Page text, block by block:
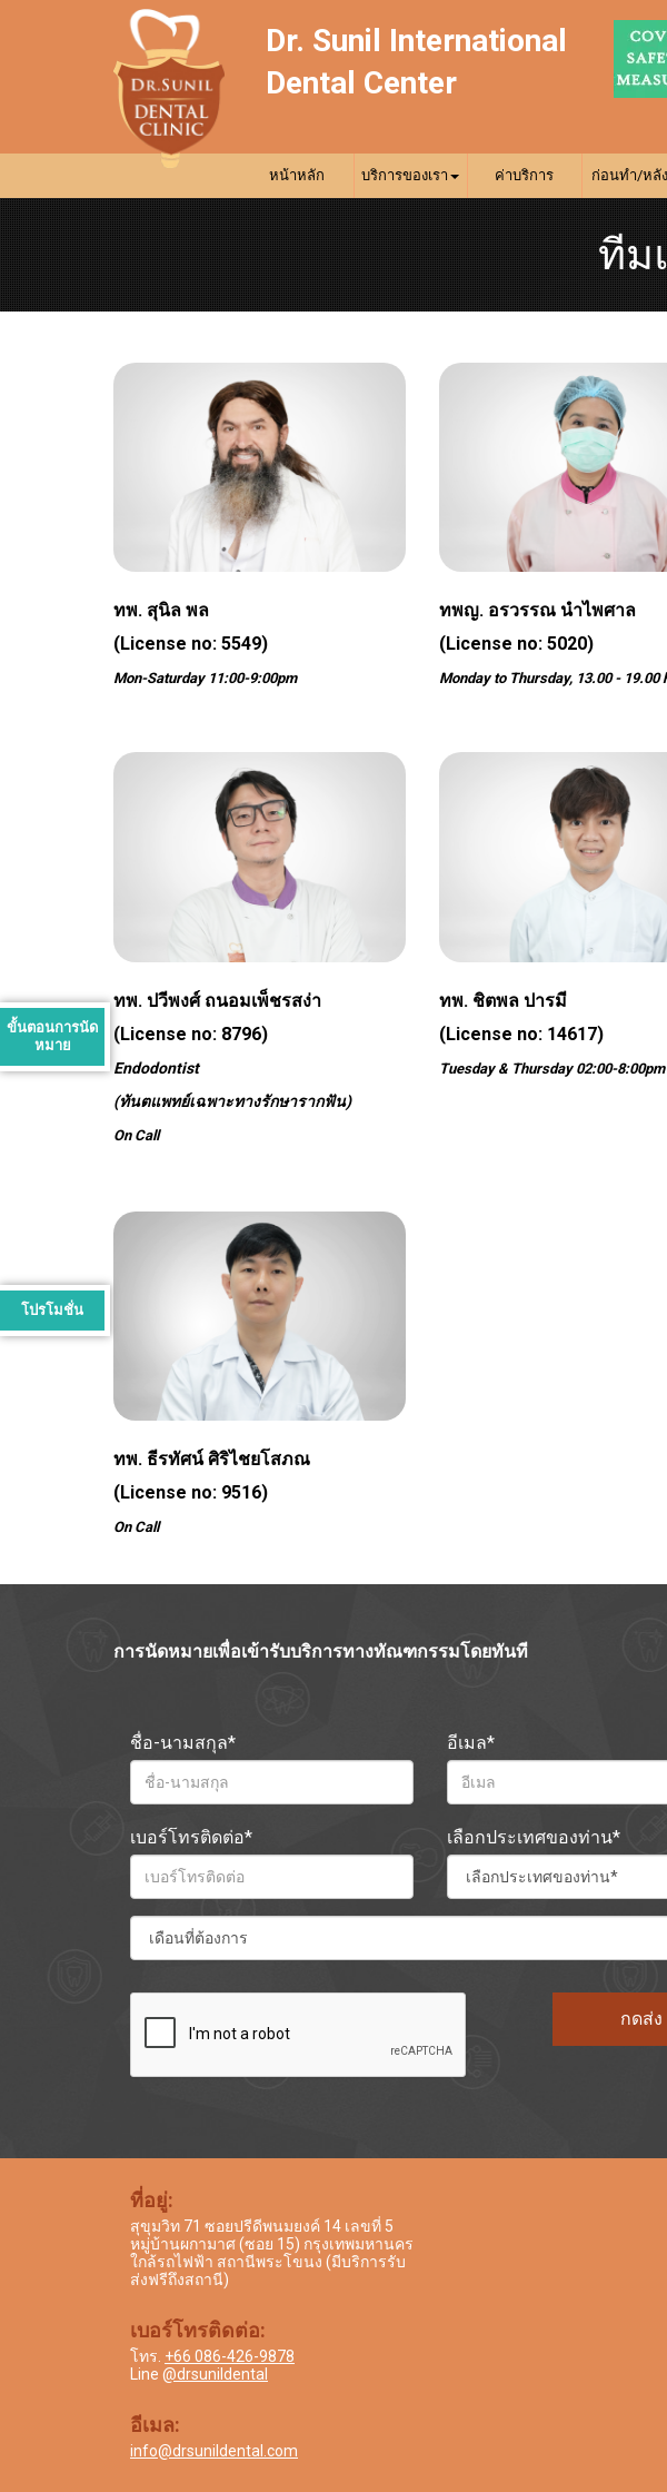
Dr. Sunil International
Dental Center
หน้าหลัก บริการของเรา ค่าบริการ ก่อนทำ/หลั
ทีม
ทพ. สุนิล พล
(License no: 5549)
Mon-Saturday 11:00-9:00pm
ทพญ. อรวรรณ นำไพศาล
(License no: 5020)
Monday to Thursday, 13.00 - 19.00
ทพ. ปวีพงศ์ ถนอมเพ็ชรสง่า
(License no: 8796)
Endodontist
(ทันตแพทย์เฉพาะทางรักษารากฟัน)
On Call
ทพ. ชิตพล ปารมี
(License no: 14617)
Tuesday & Thursday 02:00-8:00pm
ทพ. ธีรทัศน์ ศิริไชยโสภณ
(License no: 9516)
On Call
การนัดหมายเพื่อเข้ารับบริการทางทัณฑกรรมโดยทันที
ชื่อ-นามสกุล* อีเมล*
เบอร์โทรติดต่อ* เลือกประเทศของท่าน*
กดส่ง
ที่อยู่:
สุขุมวิท 71 ซอยปรีดีพนมยงค์ 14 เลขที่ 5
หมู่บ้านผกามาศ (ซอย 15) กรุงเทพมหานคร
ใกล้รถไฟฟ้า สถานีพระโขนง (มีบริการรับ
ส่งฟรีถึงสถานี)
เบอร์โทรติดต่อ:
โทร. +66 086-426-9878
Line @drsunildental
อีเมล:
info@drsunildental.com
ขั้นตอนการนัด
หมาย
โปรโมชั่น